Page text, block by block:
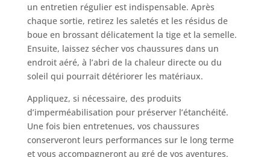
un entretien régulier est indispensable. Après
chaque sortie, retirez les saletés et les résidus de
boue en brossant délicatement la tige et la semelle.
Ensuite, laissez sécher vos chaussures dans un
endroit aéré, à l’abri de la chaleur directe ou du
soleil qui pourrait détériorer les matériaux.
Appliquez, si nécessaire, des produits
d’imperméabilisation pour préserver l’étanchéité.
Une fois bien entretenues, vos chaussures
conserveront leurs performances sur le long terme
et vous accompagneront au gré de vos aventures.